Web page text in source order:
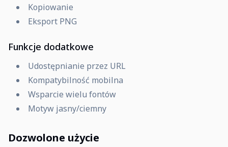
Kopiowanie
Eksport PNG
Funkcje dodatkowe
Udostępnianie przez URL
Kompatybilność mobilna
Wsparcie wielu fontów
Motyw jasny/ciemny
Dozwolone użycie